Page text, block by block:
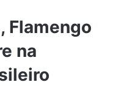
Flamengo
na